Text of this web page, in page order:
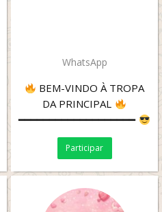
WhatsApp
BEM-VINDO À TROPA
DA PRINCIPAL
━━━━━━━━━━━━━━━━━━━
Respeito •...
Participar